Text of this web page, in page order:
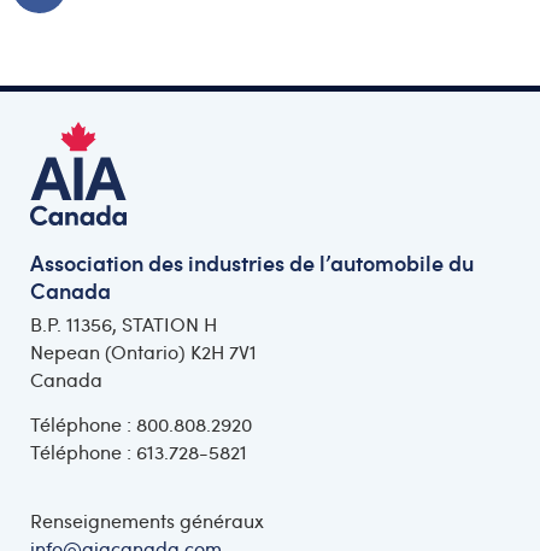
Association des industries de l’automobile du
Canada
B.P. 11356, STATION H
Nepean (Ontario) K2H 7V1
Canada
Téléphone : 800.808.2920
Téléphone : 613.728-5821
Renseignements généraux